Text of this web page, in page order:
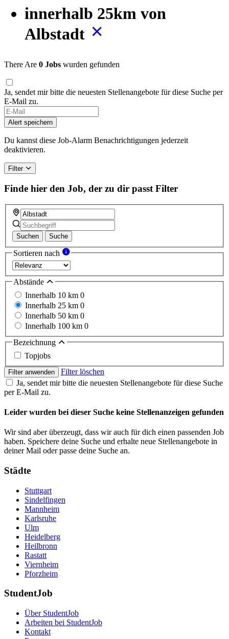
innerhalb 25km von
Albstadt
There Are 0 Jobs wurden gefunden
Ja, sendet mir bitte die neuesten Stellenangebote für diese Suche per
E-Mail zu.
If
you
are
a
human,
this
field
Alert speichern
Du kannst diese Job-Alarm Benachrichtigungen jederzeit
deaktivieren.
Filter
Finde hier den Job, der zu dir passt Filter
Suchen Suche
Sortieren nach
Abstände
Innerhalb 10 km 0
Innerhalb 25 km 0
Innerhalb 50 km 0
Innerhalb 100 km 0
Bezeichnung
Topjobs
Filter anwenden
Filter löschen
Ja, sendet mir bitte die neuesten Stellenangebote für diese Suche
per E-Mail zu.
Leider wurden bei dieser Suche keine Stellenanzeigen gefunden
Wir sind aber überzeugt, dass wir auch für dich einen passenden Job
haben. Speichere deine Suche und erhalte neue Stellenangebote in
deiner Mail oder passe deine Suche an.
Städte
Stuttgart
Sindelfingen
Mannheim
Karlsruhe
Ulm
Heidelberg
Heilbronn
Rastatt
Viernheim
Pforzheim
StudentJob
Über StudentJob
Arbeiten bei StudentJob
Kontakt